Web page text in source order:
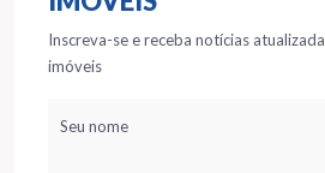
Inscreva-se e receba notícias
imóveis